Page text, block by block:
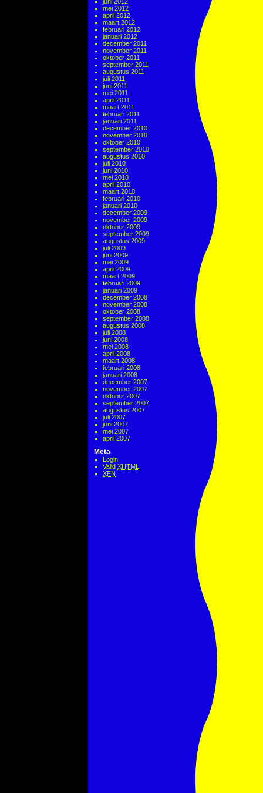
mei 2012
april 2012
maart 2012
februari 2012
januari 2012
december 2011
november 2011
oktober 2011
september 2011
augustus 2011
juli 2011
juni 2011
mei 2011
april 2011
maart 2011
februari 2011
januari 2011
december 2010
november 2010
oktober 2010
september 2010
augustus 2010
juli 2010
juni 2010
mei 2010
april 2010
maart 2010
februari 2010
januari 2010
december 2009
november 2009
oktober 2009
september 2009
augustus 2009
juli 2009
juni 2009
mei 2009
april 2009
maart 2009
februari 2009
januari 2009
december 2008
november 2008
oktober 2008
september 2008
augustus 2008
juli 2008
juni 2008
mei 2008
april 2008
maart 2008
februari 2008
januari 2008
december 2007
november 2007
oktober 2007
september 2007
augustus 2007
juli 2007
juni 2007
mei 2007
april 2007
Meta
Login
Valid XHTML
XFN